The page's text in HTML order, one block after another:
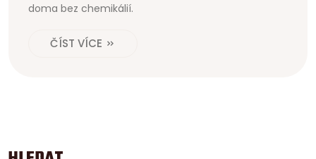
doma bez chemikálií.
ČÍST VÍCE